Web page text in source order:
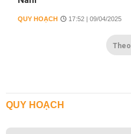
QUY HOẠCH 17:52 | 09/04/2025
Theo
QUY HOẠCH